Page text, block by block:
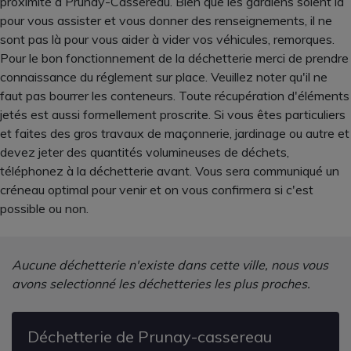
pour vous assister et vous donner des renseignements, il ne
sont pas là pour vous aider à vider vos véhicules, remorques.
Pour le bon fonctionnement de la déchetterie merci de prendre
connaissance du réglement sur place. Veuillez noter qu'il ne
faut pas bourrer les conteneurs. Toute récupération d'éléments
jetés est aussi formellement proscrite. Si vous êtes particuliers
et faites des gros travaux de maçonnerie, jardinage ou autre et
devez jeter des quantités volumineuses de déchets,
téléphonez à la déchetterie avant. Vous sera communiqué un
créneau optimal pour venir et on vous confirmera si c'est
possible ou non.
Aucune déchetterie n'existe dans cette ville, nous vous
avons selectionné les déchetteries les plus proches.
Déchetterie de Prunay-cassereau